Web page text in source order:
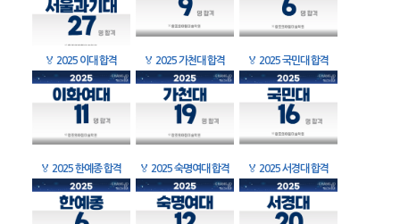
🏅 2025 이대 합격 🏅 2025 가천대 합격 🏅 2025 국민대 합격
🏅 2025 한예종 합격 🏅 2025 숙명여대 합격 🏅 2025 서경대 합격